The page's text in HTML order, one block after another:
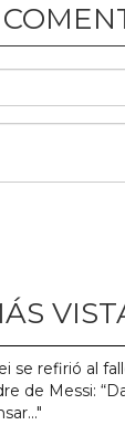
se refirió al
de Messi: